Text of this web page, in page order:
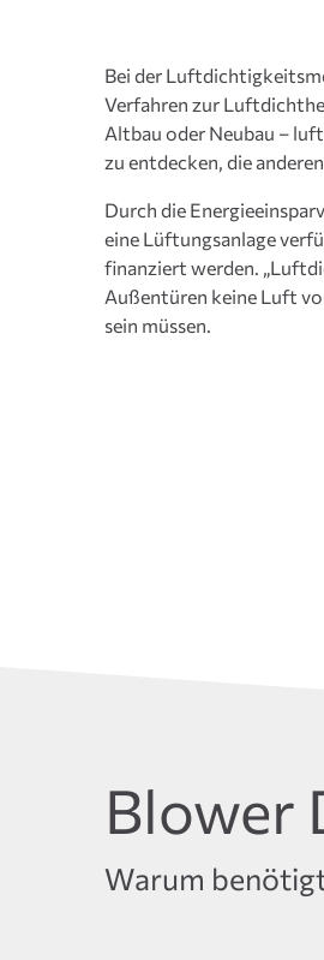
Bei der
Verfahren zur
Altbau oder Neubau –
zu entdecken, die
Durch die
eine Lüftungsanlage
finanziert werden.
Außentüren keine Luft
sein müssen.
Warum
Blower